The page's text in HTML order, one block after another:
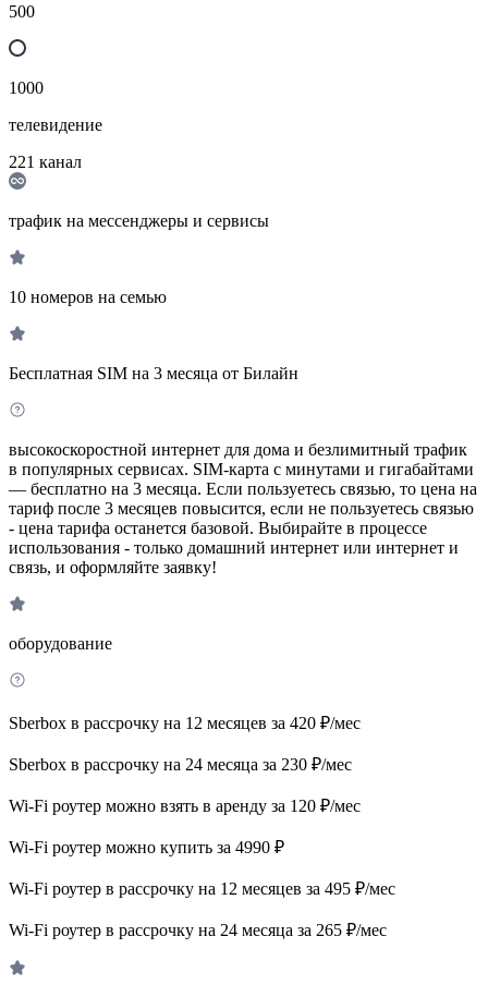
500
1000
телевидение
221 канал
трафик на мессенджеры и сервисы
10 номеров на семью
Бесплатная SIM на 3 месяца от Билайн
высокоскоростной интернет для дома и безлимитный трафик
в популярных сервисах. SIM-карта с минутами и гигабайтами
— бесплатно на 3 месяца. Если пользуетесь связью, то цена на
тариф после 3 месяцев повысится, если не пользуетесь связью
- цена тарифа останется базовой. Выбирайте в процессе
использования - только домашний интернет или интернет и
связь, и оформляйте заявку!
оборудование
Sberbox в рассрочку на 12 месяцев за 420 ₽/мес
Sberbox в рассрочку на 24 месяца за 230 ₽/мес
Wi-Fi роутер можно взять в аренду за 120 ₽/мес
Wi-Fi роутер можно купить за 4990 ₽
Wi-Fi роутер в рассрочку на 12 месяцев за 495 ₽/мес
Wi-Fi роутер в рассрочку на 24 месяца за 265 ₽/мес